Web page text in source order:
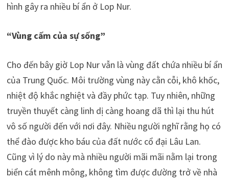
hình gây ra nhiều bí ẩn ở Lop Nur.
“Vùng cấm của sự sống”
Cho đến bây giờ Lop Nur vẫn là vùng đất chứa nhiều bí ẩn
của Trung Quốc. Môi trường vùng này cằn cỗi, khô khốc,
nhiệt độ khắc nghiệt và đầy phức tạp. Tuy nhiên, những
truyền thuyết càng linh dị càng hoang dã thì lại thu hút
vô số người đến với nơi đây. Nhiều người nghĩ rằng họ có
thể đào được kho báu của đất nước cổ đại Lâu Lan.
Cũng vì lý do này mà nhiều người mãi mãi nằm lại trong
biển cát mênh mông, không tìm được đường trở về nhà